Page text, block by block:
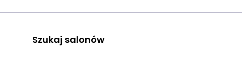
Szukaj salonów